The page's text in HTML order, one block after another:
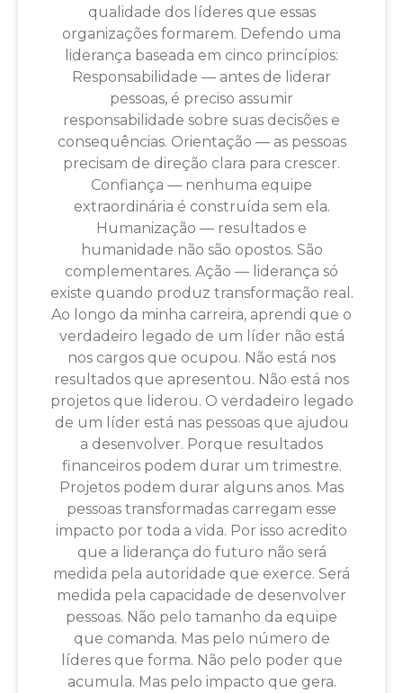
qualidade dos líderes que essas
organizações formarem. Defendo uma
liderança baseada em cinco princípios:
Responsabilidade — antes de liderar
pessoas, é preciso assumir
responsabilidade sobre suas decisões e
consequências. Orientação — as pessoas
precisam de direção clara para crescer.
Confiança — nenhuma equipe
extraordinária é construída sem ela.
Humanização — resultados e
humanidade não são opostos. São
complementares. Ação — liderança só
existe quando produz transformação real.
Ao longo da minha carreira, aprendi que o
verdadeiro legado de um líder não está
nos cargos que ocupou. Não está nos
resultados que apresentou. Não está nos
projetos que liderou. O verdadeiro legado
de um líder está nas pessoas que ajudou
a desenvolver. Porque resultados
financeiros podem durar um trimestre.
Projetos podem durar alguns anos. Mas
pessoas transformadas carregam esse
impacto por toda a vida. Por isso acredito
que a liderança do futuro não será
medida pela autoridade que exerce. Será
medida pela capacidade de desenvolver
pessoas. Não pelo tamanho da equipe
que comanda. Mas pelo número de
líderes que forma. Não pelo poder que
acumula. Mas pelo impacto que gera.